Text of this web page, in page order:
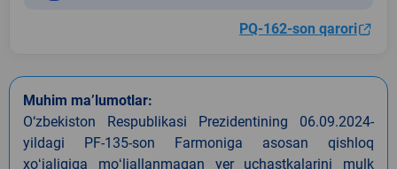
PQ-162-son qarori
Muhim ma’lumotlar:
O‘zbekiston Respublikasi Prezidentining 06.09.2024-
yildagi PF-135-son Farmoniga asosan qishloq
xoʻjaligiga moʻljallanmagan yer uchastkalarini mulk